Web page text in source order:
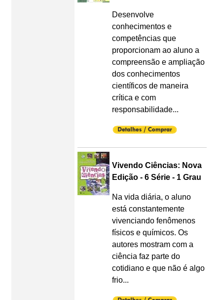
Desenvolve
conhecimentos e
competências que
proporcionam ao aluno a
compreensão e ampliação
dos conhecimentos
científicos de maneira
crítica e com
responsabilidade...
Vivendo Ciências: Nova
Edição - 6 Série - 1 Grau
Na vida diária, o aluno
está constantemente
vivenciando fenômenos
físicos e químicos. Os
autores mostram com a
ciência faz parte do
cotidiano e que não é algo
frio...